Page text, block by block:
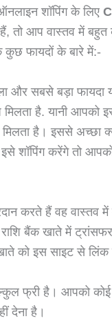
शॉपिंग के लिए
तो आप वास्तव में
फायदों के बारे में:-
और सबसे बड़ा फायदा
है. यानी आपको
है। इससे अच्छा
शॉपिंग करेंगे तो
करते हैं वह वास्तव में
बैंक खाते में
को इस साइट से लिंक
फ्री है। आपको
देना है।